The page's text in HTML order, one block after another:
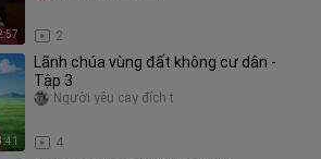
2
Lãnh chúa vùng đất không cư dân -
Tập 3
4
Người yêu cay đích t